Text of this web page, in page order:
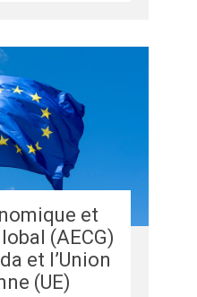
et
(AECG)
et l’Union
(UE)